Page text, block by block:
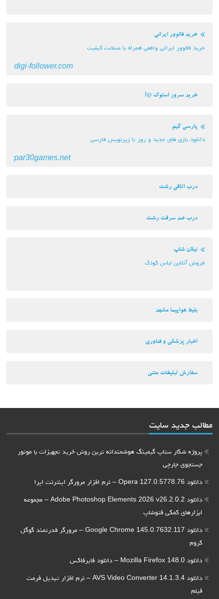
خرید فالوور ایرانی
خرید فالوور ایرانی وافعی همراه با ضمانت کیفیت
digi-follower.com
خرید سرور استوک hp
پارسی گیم
دانلود بازی های جدید و روز با زیرنویس فارسی
par30games.net
درب اتاقی رشت
درب ضد سرقت رشت
نیلان شاپ
فروش آنلاین لباس کودک
بلیط هواپیما مشهد
اخبار پزشکی و فناوری
سفارش تبلیغات متنی
جدید سایت
پروژه شکار ستاپ گیمینگ هوشمندانه ترین روش خرید تجهیزات با موتور
جستجوی جارچی
دانلود Opera 127.0.5778.76 – نرم افزار مرورگر اینترنت اپرا
دانلود Adobe Photoshop Elements 2026 v26.2.0.2 – مجموعه
ابزارهای کمکی فتوشاپ
دانلود Google Chrome 145.0.7632.117 – مرورگر قدرتمند گوگل
کروم
دانلود Mozilla Firefox 148.0 – دانلود فایرفاکس
دانلود AVS Video Converter 14.1.3.4 – نرم افزار تبدیل فرمت